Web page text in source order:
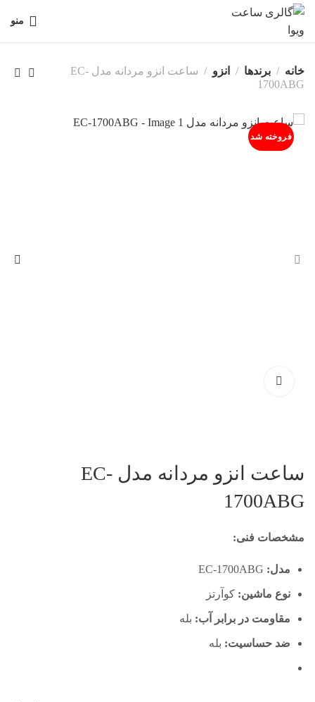
منو
خانه برندها انزو
ساعت انزو مردانه مدل EC-
1700ABG
فروخته شد
ساعت انزو مردانه مدل EC-
1700ABG
مشخصات فنی:
مدل:
نوع ماشین: کوآرتز
مقاومت در برابر آب: بله
ضد حساسیت: بله